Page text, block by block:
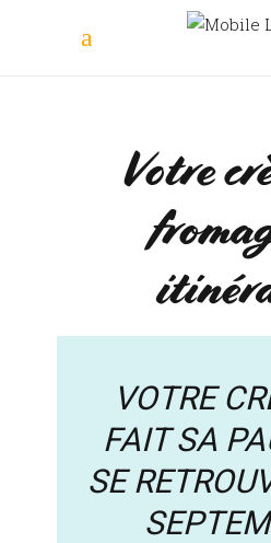
Votre
VOTRE
FAIT SA
SE